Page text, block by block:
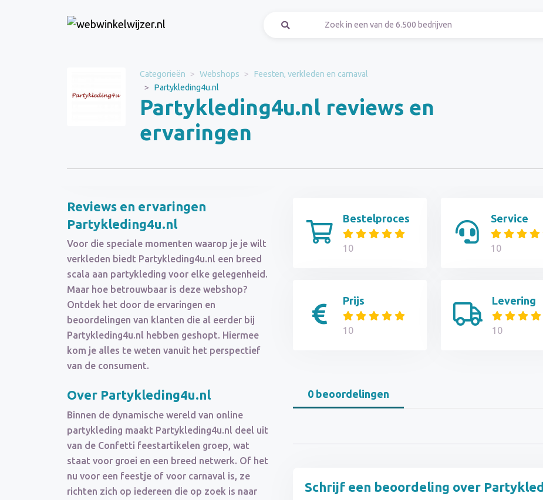
Categorieën Webshops
Feesten, verkleden en carnaval
Partykleding4u.nl
Partykleding4u.nl reviews en
ervaringen
Website
Partykleding4u.nl
Categorie
Webshops
Reviews en ervaringen
Partykleding4u.nl
Voor die speciale momenten waarop je je wilt
verkleden biedt Partykleding4u.nl een breed
scala aan partykleding voor elke gelegenheid.
Maar hoe betrouwbaar is deze webshop?
Ontdek het door de ervaringen en
beoordelingen van klanten die al eerder bij
Partykleding4u.nl hebben geshopt. Hiermee
kom je alles te weten vanuit het perspectief
van de consument.
Over Partykleding4u.nl
Binnen de dynamische wereld van online
partykleding maakt Partykleding4u.nl deel uit
van de Confetti feestartikelen groep, wat
staat voor groei en een breed netwerk. Of het
nu voor een feestje of voor carnaval is, ze
richten zich op iedereen die op zoek is naar
Bestelproces
10
Prijs
10
Service
10
Levering
10
0 beoordelingen
Schrijf een beoordeling over